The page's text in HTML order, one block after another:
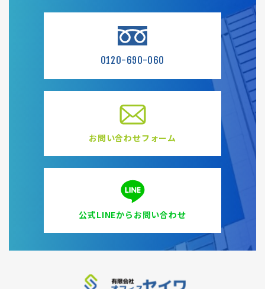
0120-690-060
お問い合わせフォーム
公式LINEからお問い合わせ